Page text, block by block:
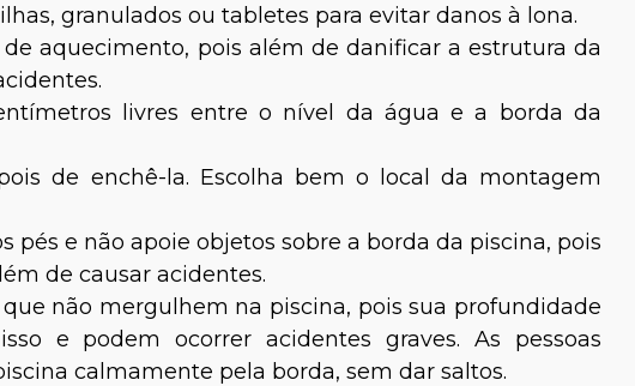
granulados ou tabletes para evitar danos à lona.
aquecimento, pois além de danificar a estrutura da
livres entre o nível da água e a borda da
de enchê-la. Escolha bem o local da montagem
pés e não apoie objetos sobre a borda da piscina, pois
de causar acidentes.
não mergulhem na piscina, pois sua profundidade
e podem ocorrer acidentes graves. As pessoas
calmamente pela borda, sem dar saltos.